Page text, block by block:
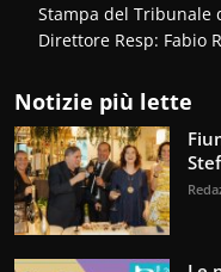
Stampa del Tribunale
Direttore Resp: Fabio
Notizie più lette